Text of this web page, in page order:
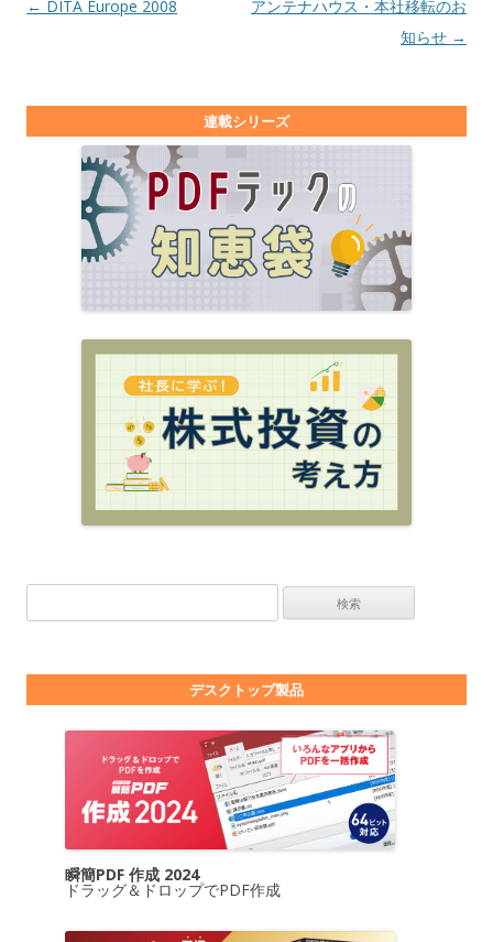
投稿ナビゲーション
← DITA Europe 2008
アンテナハウス・本社移転のお
知らせ →
連載シリーズ
デスクトップ製品
瞬簡PDF 作成 2024
ドラッグ＆ドロップでPDF作成